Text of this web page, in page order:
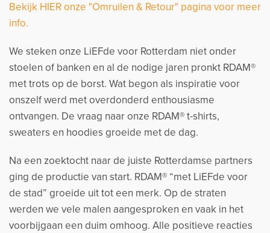
Bekijk HIER onze "Omruilen & Retour" pagina voor meer
info.
We steken onze LiEFde voor Rotterdam niet onder
stoelen of banken en al de nodige jaren pronkt RDAM®
met trots op de borst. Wat begon als inspiratie voor
onszelf werd met overdonderd enthousiasme
ontvangen. De vraag naar onze RDAM® t-shirts,
sweaters en hoodies groeide met de dag.
Na een zoektocht naar de juiste Rotterdamse partners
ging de productie van start. RDAM® “met LiEFde voor
de stad” groeide uit tot een merk. Op de straten
werden we vele malen aangesproken en vaak in het
voorbijgaan een duim omhoog. Alle positieve reacties